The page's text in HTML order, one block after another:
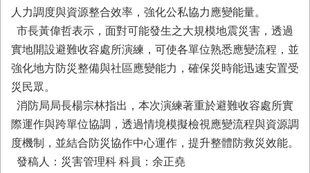
接
受
贈
與
公
開
徵
信
網
站
人力調度與資源整合效率，強化公私協力應變能量。
市長黃偉哲表示，面對可能發生之大規模地震災害，透過
實地開設避難收容處所演練，可使各單位熟悉應變流程，並
強化地方防災整備與社區應變能力，確保災時能迅速安置受
災民眾。
消防局局長楊宗林指出，本次演練著重於避難收容處所實
際運作與跨單位協調，透過情境模擬檢視應變流程與資源調
度機制，並結合防災協作中心運作，提升整體防救災效能。
發稿人：災害管理科 科員：余正堯